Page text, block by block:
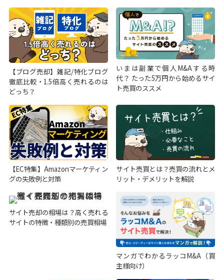
【ブログ売却】雑記/特化ブログ
徹底比較・1.5倍高く売れるのは
どっち？
いまは副業で個人M&Aする時
代？ たった5万円から始めるサイ
ト売買のススメ
【EC特集】Amazonマーケティン
グの失敗例と対策
サイト売買とは？売買の流れとメ
リット・デメリットを解説
サイト売却の相場は？高く売れる
サイトの特徴・種類別の売買相場
マンガでわかるラッコM&A（買
主様向け）